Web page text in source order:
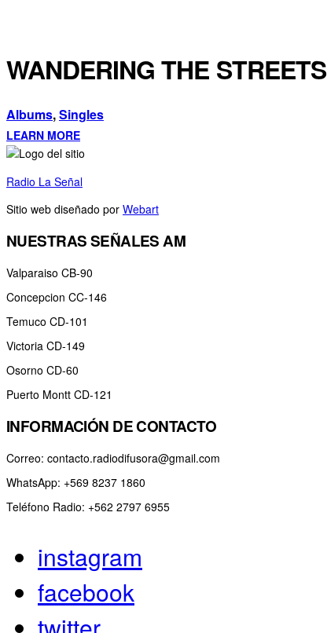
WANDERING THE STREETS
Albums,Singles
LEARN MORE
Radio La Señal
Sitio web diseñado por Webart
NUESTRAS SEÑALES AM
Valparaiso CB-90
Concepcion CC-146
Temuco CD-101
Victoria CD-149
Osorno CD-60
Puerto Montt CD-121
INFORMACIÓN DE CONTACTO
Correo: contacto.radiodifusora@gmail.com
WhatsApp: +569 8237 1860
Teléfono Radio: +562 2797 6955
instagram
facebook